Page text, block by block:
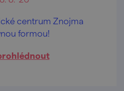
centrum Znojma
formou!